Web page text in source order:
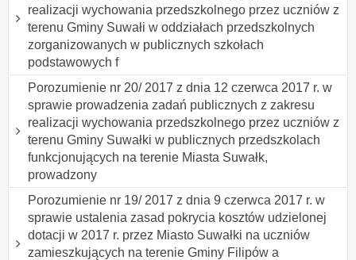
realizacji wychowania przedszkolnego przez uczniów z
terenu Gminy Suwałi w oddziałach przedszkolnych
zorganizowanych w publicznych szkołach
podstawowych f
Porozumienie nr 20/ 2017 z dnia 12 czerwca 2017 r. w
sprawie prowadzenia zadań publicznych z zakresu
realizacji wychowania przedszkolnego przez uczniów z
terenu Gminy Suwałki w publicznych przedszkolach
funkcjonujących na terenie Miasta Suwałk,
prowadzony
Porozumienie nr 19/ 2017 z dnia 9 czerwca 2017 r. w
sprawie ustalenia zasad pokrycia kosztów udzielonej
dotacji w 2017 r. przez Miasto Suwałki na uczniów
zamieszkujących na terenie Gminy Filipów a